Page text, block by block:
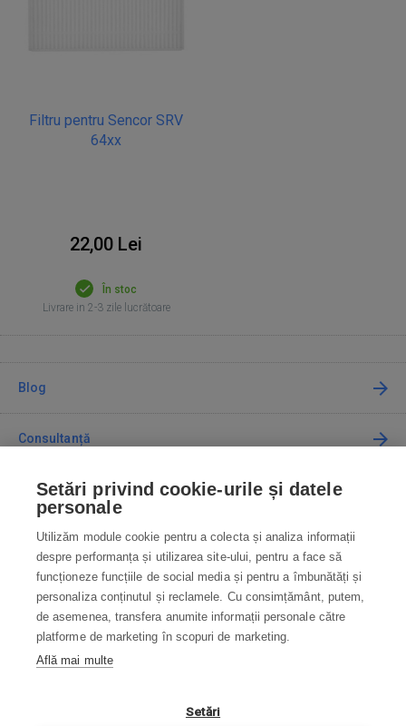
Filtru pentru Sencor SRV
64xx
22,00 Lei
În stoc
Livrare in 2-3 zile lucrătoare
Blog
Consultanță
Cum cumpăr
Contact
Contactați-ne
info@robotworld.ro
031 22 97 010
Setări privind cookie-urile și datele
personale
Utilizăm module cookie pentru a colecta și analiza informații
despre performanța și utilizarea site-ului, pentru a face să
funcționeze funcțiile de social media și pentru a îmbunătăți și
personaliza conținutul și reclamele. Cu consimțământ, putem,
de asemenea, transfera anumite informații personale către
platforme de marketing în scopuri de marketing.
Află mai multe
Setări